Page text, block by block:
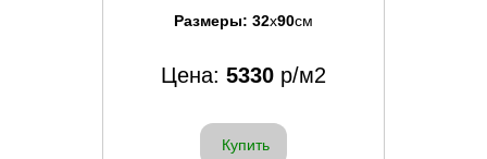
Размеры: 32x90см
Цена: 5330 р/м2
Купить